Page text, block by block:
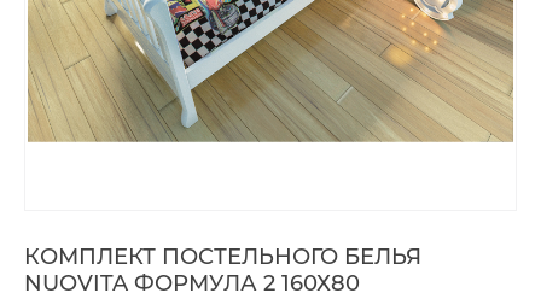
КОМПЛЕКТ ПОСТЕЛЬНОГО БЕЛЬЯ
NUOVITA ФОРМУЛА 2 160Х80